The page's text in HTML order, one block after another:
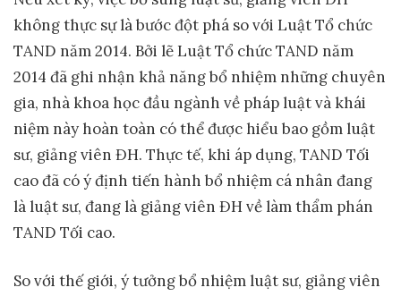
không thực sự là bước đột phá so với Luật Tổ chức
TAND năm 2014. Bởi lẽ Luật Tổ chức TAND năm
2014 đã ghi nhận khả năng bổ nhiệm những chuyên
gia, nhà khoa học đầu ngành về pháp luật và khái
niệm này hoàn toàn có thể được hiểu bao gồm luật
sư, giảng viên ĐH. Thực tế, khi áp dụng, TAND Tối
cao đã có ý định tiến hành bổ nhiệm cá nhân đang
là luật sư, đang là giảng viên ĐH về làm thẩm phán
TAND Tối cao.
So với thế giới, ý tưởng bổ nhiệm luật sư, giảng viên